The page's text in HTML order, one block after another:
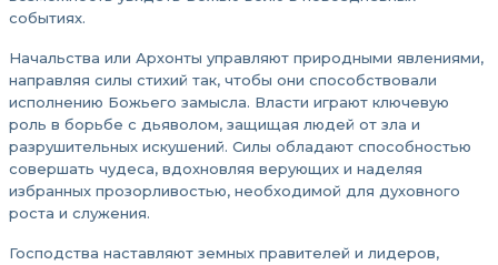
событиях.
Начальства или Архонты управляют природными явлениями,
направляя силы стихий так, чтобы они способствовали
исполнению Божьего замысла. Власти играют ключевую
роль в борьбе с дьяволом, защищая людей от зла и
разрушительных искушений. Силы обладают способностью
совершать чудеса, вдохновляя верующих и наделяя
избранных прозорливостью, необходимой для духовного
роста и служения.
Господства наставляют земных правителей и лидеров,